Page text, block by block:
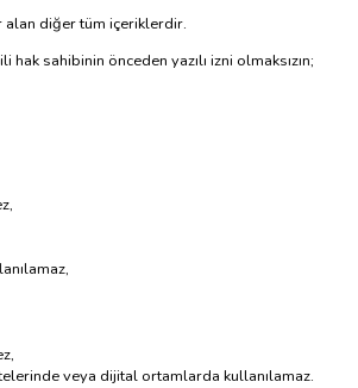
diğer tüm içeriklerdir.
sahibinin önceden yazılı izni olmaksızın;
veya dijital ortamlarda kullanılamaz.